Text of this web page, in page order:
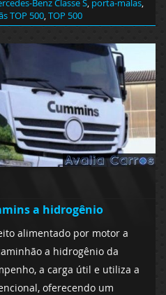
Benz Classe S, porta-malas,
TOP 500,TOP 500
a hidrogênio
alimentado por motor a
a hidrogênio da
a carga útil e utiliza a
oferecendo um